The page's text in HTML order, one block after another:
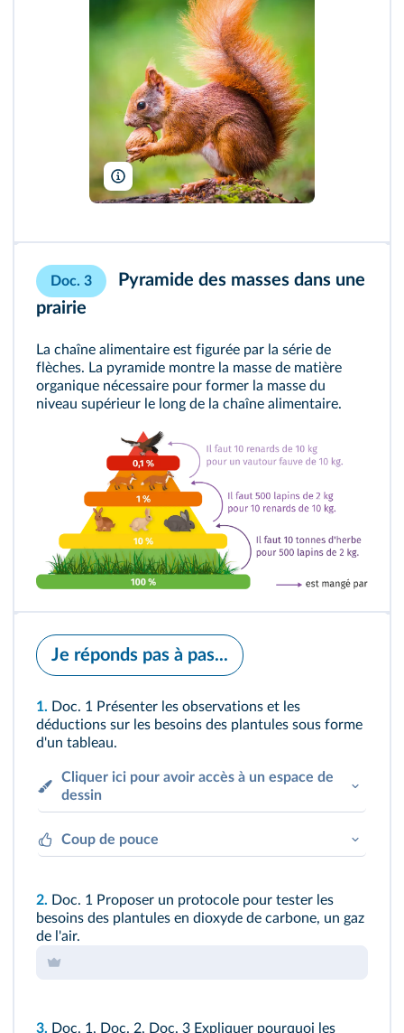
jurra8/Shutterstock
Doc. 3
Pyramide des masses dans une
prairie
La chaîne alimentaire est figurée par la série de
flèches. La pyramide montre la masse de matière
organique nécessaire pour former la masse du
niveau supérieur le long de la chaîne alimentaire.
Je réponds pas à pas...
1. Doc. 1 Présenter les observations et les
déductions sur les besoins des plantules sous forme
d'un tableau.
Cliquer ici pour avoir accès à un espace de
dessin
Coup de pouce
testées. En lignes, indiquer d'une part les
observations sur la croissance des plantules et
d'autre part la conclusion à laquelle on aboutit
2. Doc. 1 Proposer un protocole pour tester les
besoins des plantules en dioxyde de carbone, un gaz
de l'air.
3. Doc. 1, Doc. 2, Doc. 3 Expliquer pourquoi les